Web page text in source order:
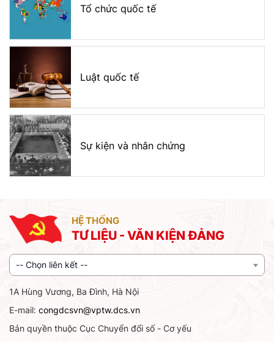
Tổ chức quốc tế
Luật quốc tế
Sự kiện và nhân chứng
HỆ THỐNG
TƯ LIỆU - VĂN KIỆN ĐẢNG
-- Chọn liên kết --
1A Hùng Vương, Ba Đình, Hà Nội
E-mail: congdcsvn@vptw.dcs.vn
Bản quyền thuộc Cục Chuyển đổi số - Cơ yếu